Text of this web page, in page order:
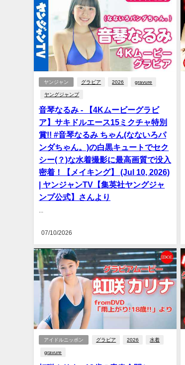
ヤンジャン グラビア 2026 gravure
ヤングジャンプ
音琴なるみ - 【4Kムービーグラビ
ア】サキドルエース15ミクチャ特別
賞!! #音琴なるみ ちゃん(なないろパ
ンダちゃん。)の白黒キュートでセク
シー(？)な水着撮影に最高画質で没入
密着！【メイキング】 (Jul 10, 2026)
| ヤンジャンTV【集英社ヤングジャ
ンプ公式】さんより
...
07/10/2026
アイドルニッポン グラビア 2026 水着
gravure